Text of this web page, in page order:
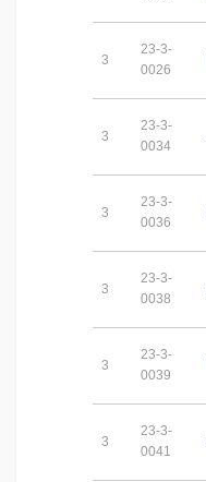
3
23-3-
0026
3
23-3-
0034
3
23-3-
0036
3
23-3-
0038
3
23-3-
0039
3
23-3-
0041